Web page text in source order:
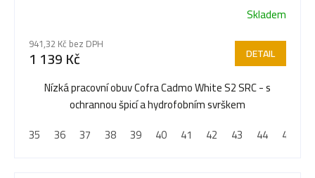
Skladem
941,32 Kč bez DPH
1 139 Kč DETAIL
Nízká pracovní obuv Cofra Cadmo White S2 SRC - s
ochrannou špicí a hydrofobním svrškem
35
36 37 38 39 40 41 42 43 44 45